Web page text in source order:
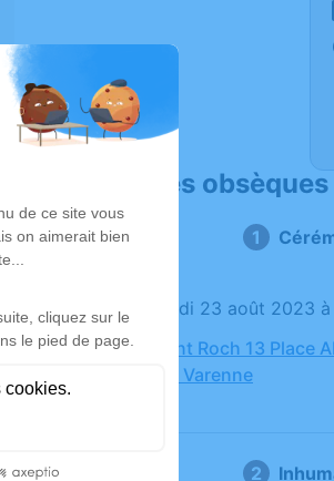
Déroulé des obsèques
Le mercredi 23 août 2023
Eglise Saint Roch 13 Place
Grézieu la Varenne